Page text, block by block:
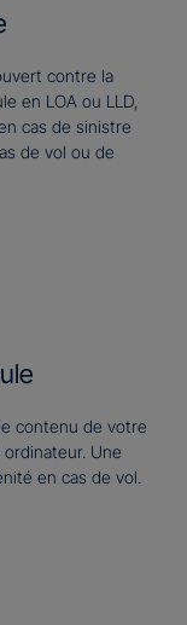
contre la
en LOA ou LLD,
cas de sinistre
de vol ou de
contenu de votre
Une
en cas de vol.